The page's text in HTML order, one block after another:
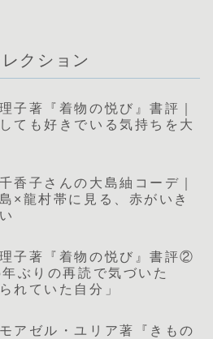
クション
子著『着物の悦び』書評｜
ても好きでいる気持ちを大
香子さんの大島紬コーデ｜
×龍村帯に見る、赤がいき
子著『着物の悦び』書評②
年ぶりの再読で気づいた
られていた自分」
アゼル・ユリア著『きもの